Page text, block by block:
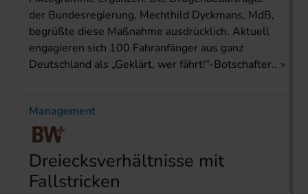
der Bundesregierung, Mechthild Dyckmans, MdB,
begrüßte diese Maßnahme ausdrücklich. Aktuell
engagieren sich 100 Fahranfänger aus ganz
Deutschland als „Geklärt, wer fährt!“-Botschafter..
Management
Dreiecksverhältnisse mit
Fallstricken